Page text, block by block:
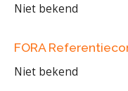
Niet bekend
FORA
Niet bekend